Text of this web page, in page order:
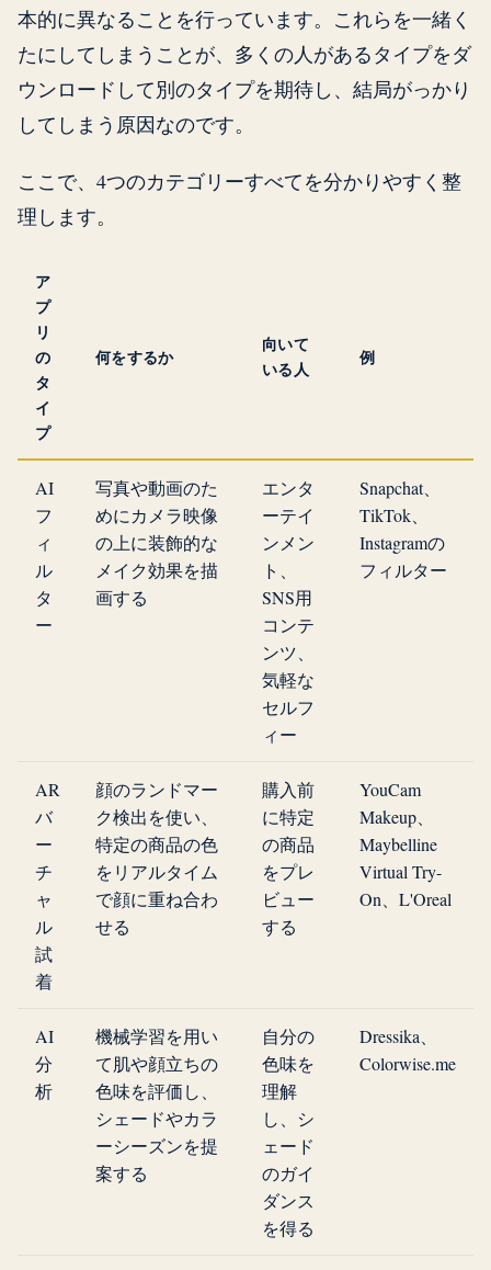
本的に異なることを行っています。これらを一緒く
たにしてしまうことが、多くの人があるタイプをダ
ウンロードして別のタイプを期待し、結局がっかり
してしまう原因なのです。
ここで、4つのカテゴリーすべてを分かりやすく整
理します。
ア
プ
リ
の
タ
イ
プ
何をするか
向いて
いる人
例
AI
フ
ィ
ル
タ
ー
写真や動画のた
めにカメラ映像
の上に装飾的な
メイク効果を描
画する
エンタ
ーテイ
ンメン
ト、
SNS用
コンテ
ンツ、
気軽な
セルフ
ィー
Snapchat、
TikTok、
Instagramの
フィルター
AR
バ
ー
チ
ャ
ル
試
着
顔のランドマー
ク検出を使い、
特定の商品の色
をリアルタイム
で顔に重ね合わ
せる
購入前
に特定
の商品
をプレ
ビュー
する
YouCam
Makeup、
Maybelline
Virtual Try-
On、L'Oreal
AI
分
析
機械学習を用い
て肌や顔立ちの
色味を評価し、
シェードやカラ
ーシーズンを提
案する
自分の
色味を
理解
し、シ
ェード
のガイ
ダンス
を得る
Dressika、
Colorwise.me